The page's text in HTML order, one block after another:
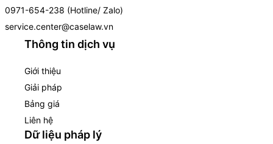
0971-654-238 (Hotline/ Zalo)
service.center@caselaw.vn
Thông tin dịch vụ
Giới thiệu
Giải pháp
Bảng giá
Liên hệ
Dữ liệu pháp lý